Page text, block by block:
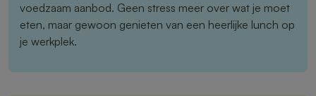
voedzaam aanbod. Geen stress meer over wat je moet
eten, maar gewoon genieten van een heerlijke lunch op
je werkplek.